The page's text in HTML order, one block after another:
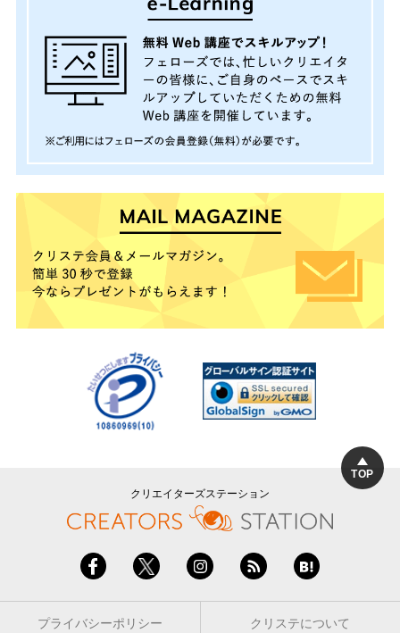
TOP
クリエイターズステーション
プライバシーポリシー クリステについて